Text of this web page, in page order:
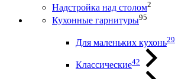
Надстройка над столом2
Кухонные гарнитуры95
Для маленьких кухонь29
Классические42